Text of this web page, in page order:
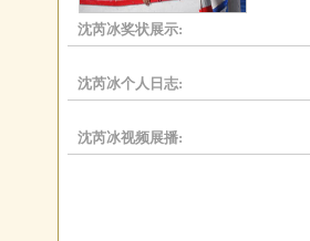
沈芮冰奖状展示:
沈芮冰个人日志:
沈芮冰视频展播: